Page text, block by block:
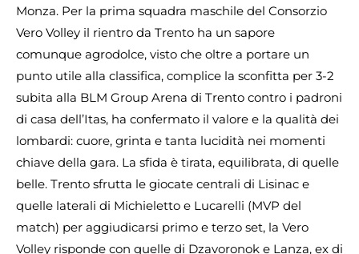
Monza. Per la prima squadra maschile del Consorzio
Vero Volley il rientro da Trento ha un sapore
comunque agrodolce, visto che oltre a portare un
punto utile alla classifica, complice la sconfitta per 3-2
subita alla BLM Group Arena di Trento contro i padroni
di casa dell’Itas, ha confermato il valore e la qualità dei
lombardi: cuore, grinta e tanta lucidità nei momenti
chiave della gara. La sfida è tirata, equilibrata, di quelle
belle. Trento sfrutta le giocate centrali di Lisinac e
quelle laterali di Michieletto e Lucarelli (MVP del
match) per aggiudicarsi primo e terzo set, la Vero
Volley risponde con quelle di Dzavoronok e Lanza, ex di